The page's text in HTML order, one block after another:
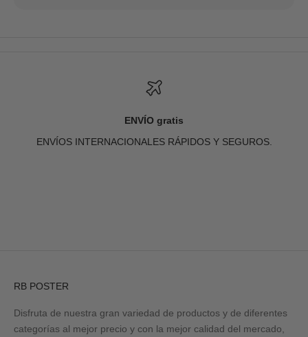
ENVÍO gratis
ENVÍOS INTERNACIONALES RÁPIDOS Y SEGUROS.
RB POSTER
Disfruta de nuestra gran variedad de productos y de diferentes
categorías al mejor precio y con la mejor calidad del mercado,